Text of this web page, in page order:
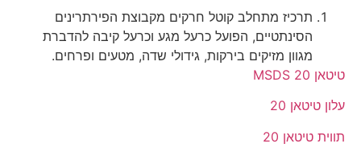
תרכיז מתחלב קוטל חרקים מקבוצת הפירתרינים
הסינתטיים, הפועל כרעל מגע וכרעל קיבה להדברת
מגוון מזיקים בירקות, גידולי שדה, מטעים ופרחים.
טיטאן 20 MSDS
עלון טיטאן 20
תווית טיטאן 20